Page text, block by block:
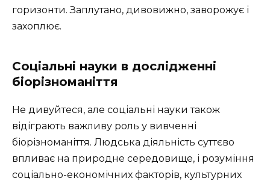
горизонти. Заплутано, дивовижно, заворожує і
захоплює.
Соціальні науки в дослідженні
біорізноманіття
Не дивуйтеся, але соціальні науки також
відіграють важливу роль у вивченні
біорізноманіття. Людська діяльність суттєво
впливає на природне середовище, і розуміння
соціально-економічних факторів, культурних